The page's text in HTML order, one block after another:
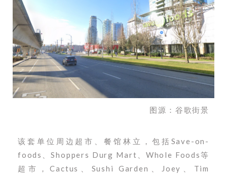
图源：谷歌街景
该套单位周边超市、餐馆林立，包括Save-on-
foods、Shoppers Durg Mart、Whole Foods等
超市，Cactus、Sushi Garden、Joey、Tim